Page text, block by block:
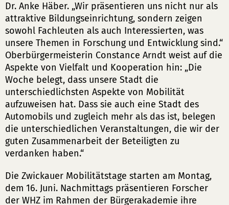
Dr. Anke Häber. „Wir präsentieren uns nicht nur als
attraktive Bildungseinrichtung, sondern zeigen
sowohl Fachleuten als auch Interessierten, was
unsere Themen in Forschung und Entwicklung sind.“
Oberbürgermeisterin Constance Arndt weist auf die
Aspekte von Vielfalt und Kooperation hin: „Die
Woche belegt, dass unsere Stadt die
unterschiedlichsten Aspekte von Mobilität
aufzuweisen hat. Dass sie auch eine Stadt des
Automobils und zugleich mehr als das ist, belegen
die unterschiedlichen Veranstaltungen, die wir der
guten Zusammenarbeit der Beteiligten zu
verdanken haben.“
Die Zwickauer Mobilitätstage starten am Montag,
dem 16. Juni. Nachmittags präsentieren Forscher
der WHZ im Rahmen der Bürgerakademie ihre